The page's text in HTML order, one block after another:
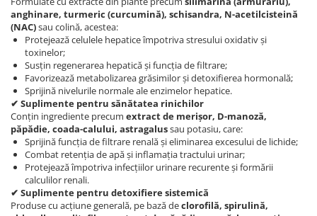
anghinare, turmeric (curcumină), schisandra, N-acetilcisteină
(NAC)sau colină, acestea:
Protejează celulele hepatice împotriva stresului oxidativ și
toxinelor;
Susțin regenerarea hepatică și funcția de filtrare;
Favorizează metabolizarea grăsimilor și detoxifierea hormonală;
Sprijină nivelurile normale ale enzimelor hepatice.
✔ Suplimente pentru sănătatea rinichilor
Conțin ingrediente precum extract de merișor, D-manoză,
păpădie, coada-calului, astragalussau potasiu, care:
Sprijină funcția de filtrare renală și eliminarea excesului de lichide;
Combat retenția de apă și inflamația tractului urinar;
Protejează împotriva infecțiilor urinare recurente și formării
calculilor renali.
✔ Suplimente pentru detoxifiere sistemică
Produse cu acțiune generală, pe bază declorofilă, spirulină,